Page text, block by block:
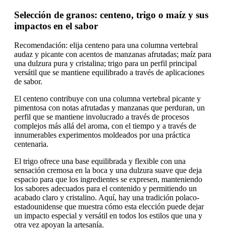
Selección de granos: centeno, trigo o maíz y sus
impactos en el sabor
Recomendación: elija centeno para una columna vertebral
audaz y picante con acentos de manzanas afrutadas; maíz para
una dulzura pura y cristalina; trigo para un perfil principal
versátil que se mantiene equilibrado a través de aplicaciones
de sabor.
El centeno contribuye con una columna vertebral picante y
pimentosa con notas afrutadas y manzanas que perduran, un
perfil que se mantiene involucrado a través de procesos
complejos más allá del aroma, con el tiempo y a través de
innumerables experimentos moldeados por una práctica
centenaria.
El trigo ofrece una base equilibrada y flexible con una
sensación cremosa en la boca y una dulzura suave que deja
espacio para que los ingredientes se expresen, manteniendo
los sabores adecuados para el contenido y permitiendo un
acabado claro y cristalino. Aquí, hay una tradición polaco-
estadounidense que muestra cómo esta elección puede dejar
un impacto especial y versátil en todos los estilos que una y
otra vez apoyan la artesanía.